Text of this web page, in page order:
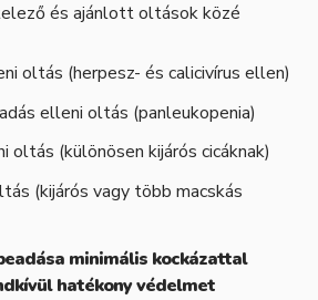
és ajánlott oltások közé
oltás (herpesz- és calicivírus ellen)
elleni oltás (panleukopenia)
(különösen kijárós cicáknak)
(kijárós vagy több macskás
minimális kockázattal
hatékony védelmet